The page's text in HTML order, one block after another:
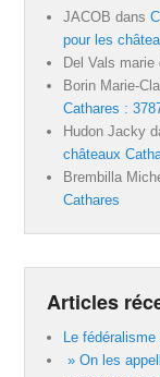
JACOB dans
pour les
Del Vals marie
Borin Marie-
Cathares :
Hudon Jacky
châteaux
Brembilla
Cathares
Articles
Le
» On les